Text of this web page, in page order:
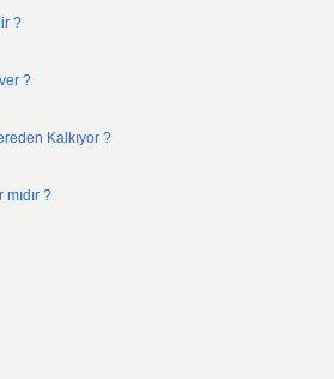
?
?
Kalkıyor ?
?